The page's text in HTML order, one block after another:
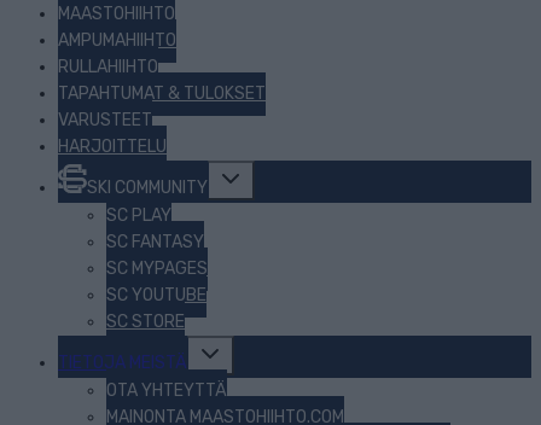
MAASTOHIIHTO
AMPUMAHIIHTO
RULLAHIIHTO
TAPAHTUMAT & TULOKSET
VARUSTEET
HARJOITTELU
SKI COMMUNITY
Toggle
menu
SC PLAY
SC FANTASY
SC MYPAGES
SC YOUTUBE
SC STORE
TIETOJA MEISTÄ
Toggle
child
menu
OTA YHTEYTTÄ
MAINONTA MAASTOHIIHTO.COM